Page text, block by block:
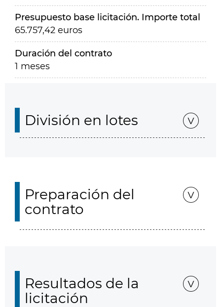
Presupuesto base licitación. Importe total
65.757,42 euros
Duración del contrato
1 meses
División en lotes
Preparación del
contrato
Resultados de la
licitación